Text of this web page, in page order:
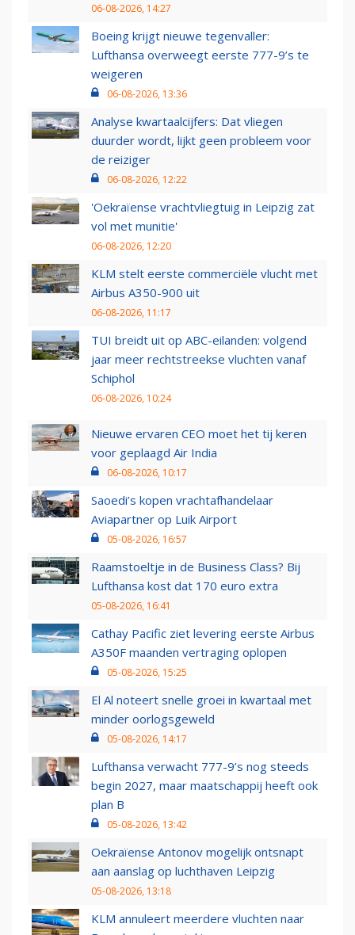
06-08-2026, 14:27
Boeing krijgt nieuwe tegenvaller:
Lufthansa overweegt eerste 777-9’s te
weigeren
06-08-2026, 13:36
Analyse kwartaalcijfers: Dat vliegen
duurder wordt, lijkt geen probleem voor
de reiziger
06-08-2026, 12:22
'Oekraïense vrachtvliegtuig in Leipzig zat
vol met munitie'
06-08-2026, 12:20
KLM stelt eerste commerciële vlucht met
Airbus A350-900 uit
06-08-2026, 11:17
TUI breidt uit op ABC-eilanden: volgend
jaar meer rechtstreekse vluchten vanaf
Schiphol
06-08-2026, 10:24
Nieuwe ervaren CEO moet het tij keren
voor geplaagd Air India
06-08-2026, 10:17
Saoedi’s kopen vrachtafhandelaar
Aviapartner op Luik Airport
05-08-2026, 16:57
Raamstoeltje in de Business Class? Bij
Lufthansa kost dat 170 euro extra
05-08-2026, 16:41
Cathay Pacific ziet levering eerste Airbus
A350F maanden vertraging oplopen
05-08-2026, 15:25
El Al noteert snelle groei in kwartaal met
minder oorlogsgeweld
05-08-2026, 14:17
Lufthansa verwacht 777-9’s nog steeds
begin 2027, maar maatschappij heeft ook
plan B
05-08-2026, 13:42
Oekraïense Antonov mogelijk ontsnapt
aan aanslag op luchthaven Leipzig
05-08-2026, 13:18
KLM annuleert meerdere vluchten naar